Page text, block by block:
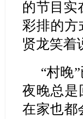
的节目实
彩排的方
贤龙笑着
“村晚
夜晚总是
在家也都